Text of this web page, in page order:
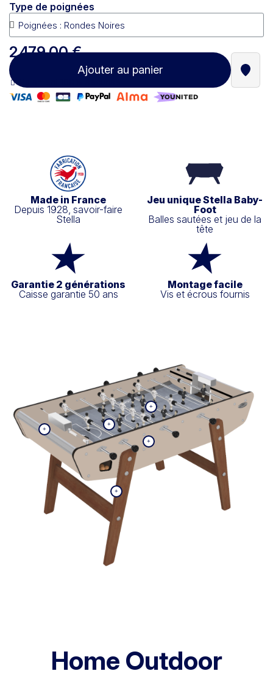
Type de poignées
2 479,00 €
Ajouter au panier
Made in France
Depuis 1928, savoir-faire
Stella
Jeu unique Stella Baby-
Foot
Balles sautées et jeu de la
tête
Garantie 2 générations
Caisse garantie 50 ans
Montage facile
Vis et écrous fournis
Home Outdoor